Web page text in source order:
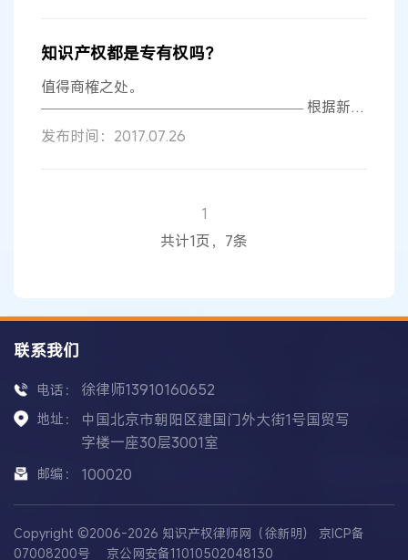
间所生产的涮羊肉调料产品一直使用该专利包装
袋。沈玉杰曾于2004年向商标局申请在第30类别
商品上注册“涮霸
知识产权都是专有权吗？
值得商榷之处。
—————————————————— 根据新颁
布的《民法总则》第一百二十三条第2款的规定,知
识产权是权利人依法就下列客体享有的专有的权
秘密； （六）集成电路布图设计； （七）植物
何理解知识产权是专有权? 该款规定的知识产权的
发布时间：2017.07.26
1
共计1页，7条
联系我们
电话： 徐律师13910160652
地址：
中国北京市朝阳区建国门外大街1号国贸写
字楼一座30层3001室
邮编： 100020
Copyright ©2006-2026 知识产权律师网（徐新明） 京ICP备
07008200号
京公网安备11010502048130